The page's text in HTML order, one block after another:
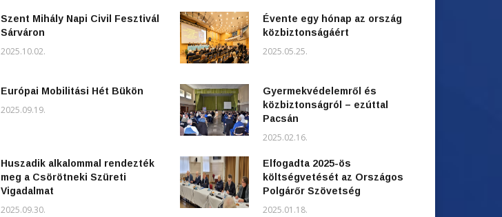
Szent Mihály Napi Civil Fesztivál
Sárváron
2025.10.02.
Európai Mobilitási Hét Bükön
2025.09.19.
Huszadik alkalommal rendezték
meg a Csörötneki Szüreti
Vigadalmat
2025.09.30.
Évente egy hónap az ország
közbiztonságáért
2025.05.25.
Gyermekvédelemről és
közbiztonságról – ezúttal
Pacsán
2025.02.16.
Elfogadta 2025-ös
költségvetését az Országos
Polgárőr Szövetség
2025.01.18.